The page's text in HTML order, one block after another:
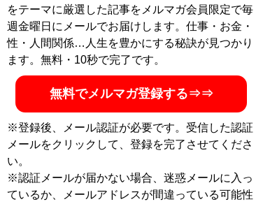
単行本化 第19弾!2018年1月2・9日合併号〜
2020年5月26日号まで、全96本。
記事一覧へ
をテーマに厳選した記事をメルマガ会員限定で毎
週金曜日にメールでお届けします。仕事・お金・
性・人間関係…人生を豊かにする秘訣が見つかり
ます。無料・10秒で完了です。
無料でメルマガ登録する⇒⇒
※登録後、メール認証が必要です。受信した認証
メールをクリックして、登録を完了させてくださ
い。
※認証メールが届かない場合、迷惑メールに入っ
ているか、メールアドレスが間違っている可能性